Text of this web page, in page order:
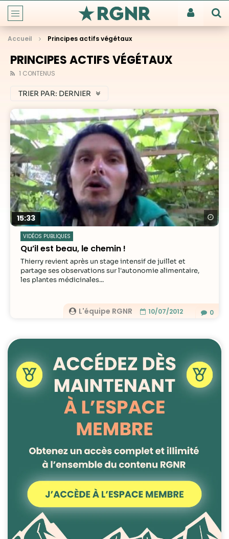
Accueil Principes actifs végétaux
PRINCIPES ACTIFS VÉGÉTAUX
1 CONTENUS
TRIER PAR: DERNIER
15:33
VIDÉOS PUBLIQUES
Qu’il est beau, le chemin !
L'équipe RGNR 10/07/2012
Thierry revient après un stage intensif de juillet et
partage ses observations sur l'autonomie alimentaire,
les plantes médicinales...
0
Nécessaire
Ces cookies ne
sont pas
facultatifs. Ils
sont
nécessaires au
fonctionnement
du site Web.
Statistiques
Afin que nous
améliorer la
et la structure